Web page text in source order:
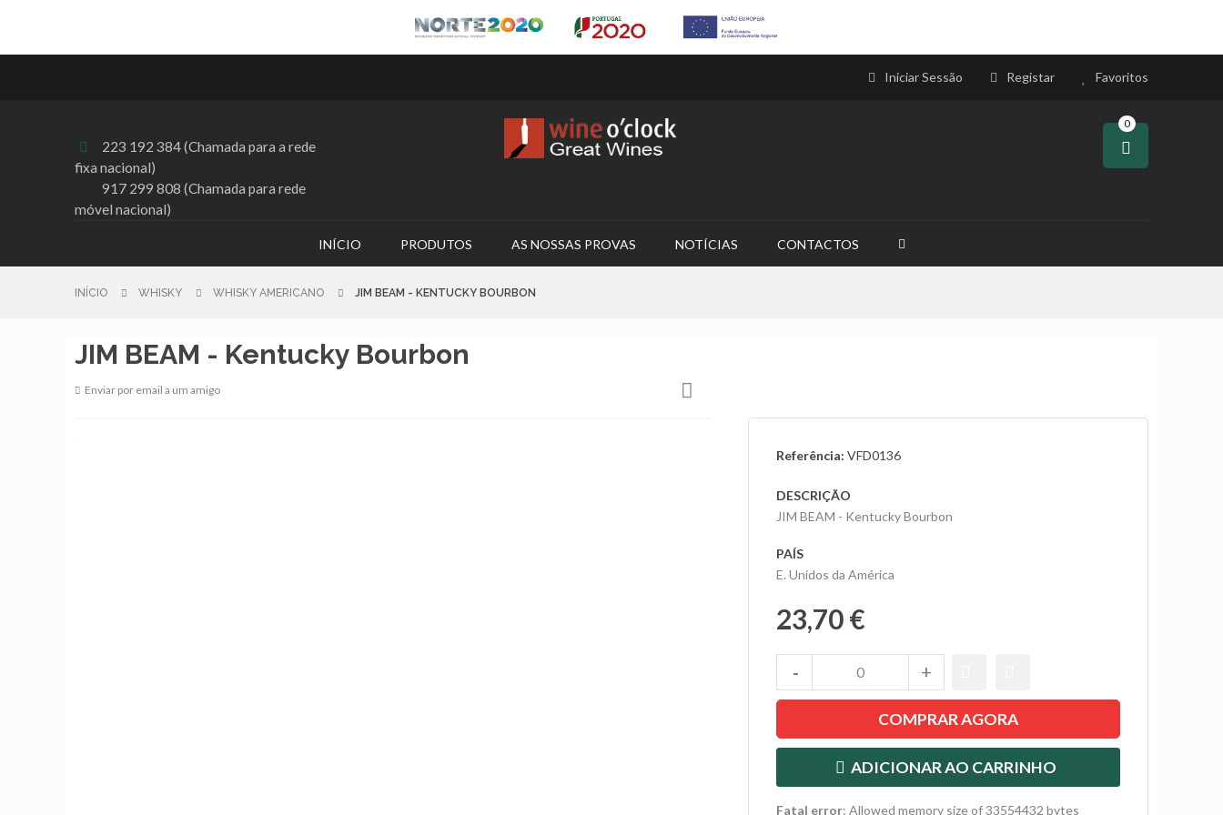
Favoritos
Registar
Iniciar Sessão

223 192 384 (Chamada para a rede
fixa nacional)
917 299 808 (Chamada para rede
móvel nacional)
0
INÍCIO PRODUTOS AS NOSSAS PROVAS NOTÍCIAS CONTACTOS
INÍCIO WHISKY WHISKY AMERICANO JIM BEAM - KENTUCKY BOURBON
JIM BEAM - Kentucky Bourbon
Enviar por email a um amigo
Referência: VFD0136
DESCRIÇÃO
JIM BEAM - Kentucky Bourbon
PAÍS
E. Unidos da América
23,70 €
COMPRAR AGORA
ADICIONAR AO CARRINHO
Fatal error: Allowed memory size of 33554432 bytes